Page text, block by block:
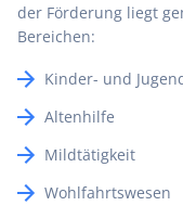
der Förderung liegt
Bereichen:
Kinder- und
Altenhilfe
Mildtätigkeit
Wohlfahrtswesen